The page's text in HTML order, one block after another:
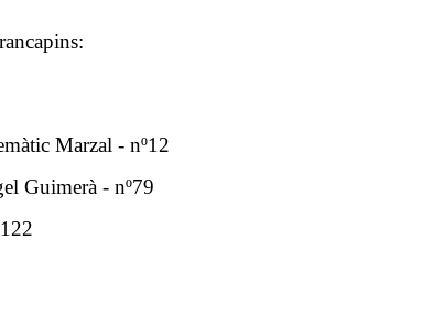
Marzal - nº12
Guimerà - nº79